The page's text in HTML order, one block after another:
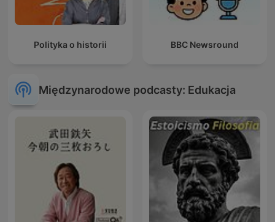
Polityka o historii BBC Newsround
Międzynarodowe podcasty: Edukacja